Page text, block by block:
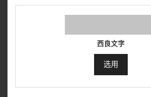
西良文字
选用